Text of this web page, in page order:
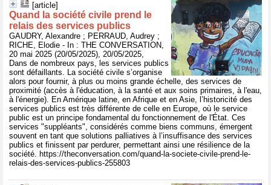
[article]
Quand la société civile prend le
relais des services publics
GAUDRY, Alexandre ; PERRAUD, Audrey ;
RICHE, Elodie - In : THE CONVERSATION,
20 mai 2025 (20/05/2025), 20/05/2025,
Dans de nombreux pays, les services publics
sont défaillants. La société civile s’organise
alors pour fournir, à plus ou moins grande échelle, des services de
proximité (accès à l'éducation, à la santé et aux soins primaires, à l'eau,
à l'énergie). En Amérique latine, en Afrique et en Asie, l’historicité des
services publics est très différente de celle en Europe, où le service
public est un principe fondamental du fonctionnement de l'État. Ces
services "suppléants", considérés comme biens communs, émergent
souvent en tant que solutions palliatives à l’insuffisance des services
publics et finissent par perdurer, permettant ainsi une résilience de la
société. https://theconversation.com/quand-la-societe-civile-prend-le-
relais-des-services-publics-255803